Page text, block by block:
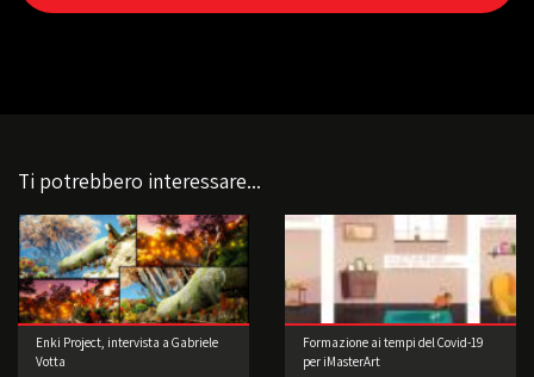
Ti potrebbero interessare...
Enki Project, intervista a Gabriele
Votta
Formazione ai tempi del Covid-19
per iMasterArt